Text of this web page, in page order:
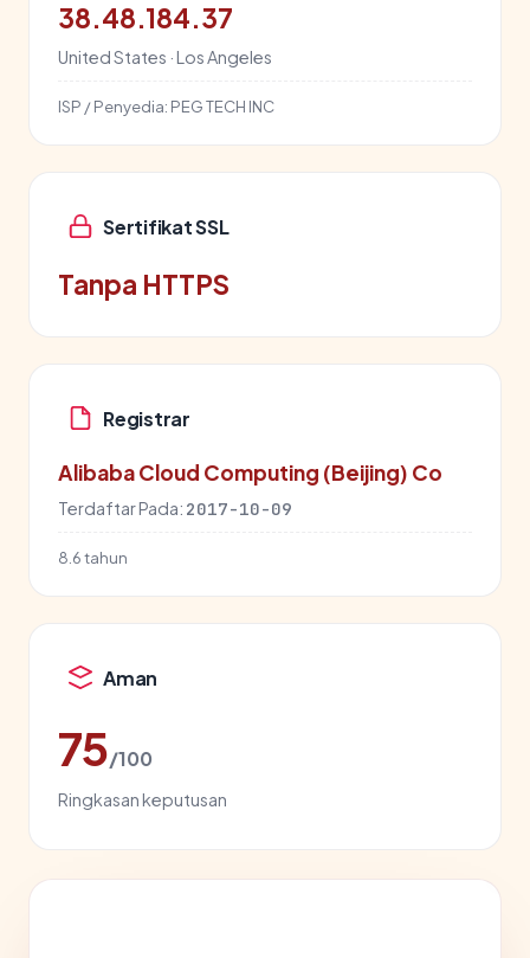
38.48.184.37
United States · Los Angeles
ISP / Penyedia: PEG TECH INC
Sertifikat SSL
Tanpa HTTPS
Registrar
Alibaba Cloud Computing (Beijing) Co
Terdaftar Pada: 2017-10-09
8.6 tahun
Aman
75/100
Ringkasan keputusan